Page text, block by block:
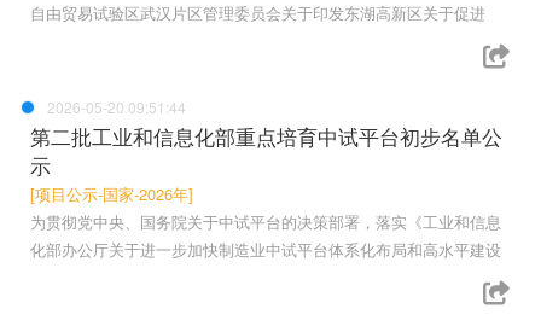
自由贸易试验区武汉片区管理委员会关于印发东湖高新区关于促进
2026-05-20 09:51:44
第二批工业和信息化部重点培育中试平台初步名单公
示
[项目公示-国家-2026年]
为贯彻党中央、国务院关于中试平台的决策部署，落实《工业和信息
化部办公厅关于进一步加快制造业中试平台体系化布局和高水平建设